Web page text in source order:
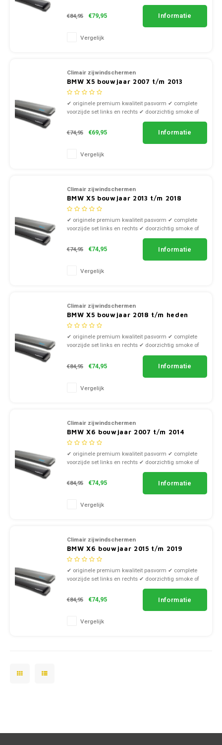
€84,95
€79,95 Informatie
Vergelijk
Climair zijwindschermen
BMW X5 bouwjaar 2007 t/m 2013
✔ originele premium kwaliteit pasvorm ✔ complete
voorzijde set links en rechts ✔ doorzichtig smoke of
€74,95
€69,95 Informatie
Vergelijk
Climair zijwindschermen
BMW X5 bouwjaar 2013 t/m 2018
✔ originele premium kwaliteit pasvorm ✔ complete
voorzijde set links en rechts ✔ doorzichtig smoke of
€74,95
€74,95 Informatie
Vergelijk
Climair zijwindschermen
BMW X5 bouwjaar 2018 t/m heden
✔ originele premium kwaliteit pasvorm ✔ complete
voorzijde set links en rechts ✔ doorzichtig smoke of
€84,95
€74,95 Informatie
Vergelijk
Climair zijwindschermen
BMW X6 bouwjaar 2007 t/m 2014
✔ originele premium kwaliteit pasvorm ✔ complete
voorzijde set links en rechts ✔ doorzichtig smoke of
€84,95
€74,95 Informatie
Vergelijk
Climair zijwindschermen
BMW X6 bouwjaar 2015 t/m 2019
✔ originele premium kwaliteit pasvorm ✔ complete
voorzijde set links en rechts ✔ doorzichtig smoke of
€84,95
€74,95 Informatie
Vergelijk